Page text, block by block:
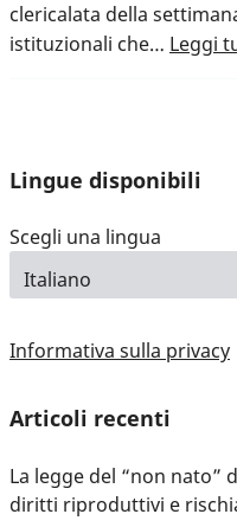
clericalata della
istituzionali che… Leggi
Lingue disponibili
Scegli una lingua
Informativa sulla privacy
Articoli recenti
La legge del “non nato”
diritti riproduttivi e